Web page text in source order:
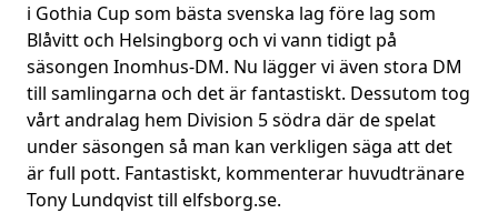
i Gothia Cup som bästa svenska lag före lag som
Blåvitt och Helsingborg och vi vann tidigt på
säsongen Inomhus-DM. Nu lägger vi även stora DM
till samlingarna och det är fantastiskt. Dessutom tog
vårt andralag hem Division 5 södra där de spelat
under säsongen så man kan verkligen säga att det
är full pott. Fantastiskt, kommenterar huvudtränare
Tony Lundqvist till elfsborg.se.